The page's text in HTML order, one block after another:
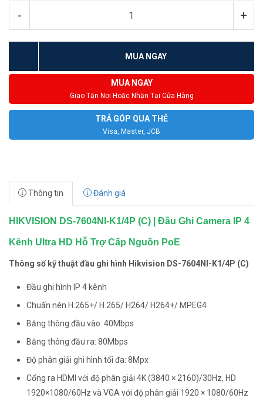
- +
MUA NGAY
MUA NGAY
Giao Tận Nơi Hoặc Nhận Tại Cửa Hàng
TRẢ GÓP QUA THẺ
Visa, Master, JCB
Thông tin Đánh giá
HIKVISION DS-7604NI-K1/4P (C) | Đầu Ghi Camera IP 4
Kênh Ultra HD Hỗ Trợ Cấp Nguồn PoE
Thông số kỹ thuật đầu ghi hình Hikvision DS-7604NI-K1/4P (C)
Đầu ghi hình IP 4 kênh
Chuấn nén H.265+/ H.265/ H264/ H264+/ MPEG4
Băng thông đầu vào: 40Mbps
Băng thông đầu ra: 80Mbps
Độ phân giải ghi hình tối đa: 8Mpx
Cổng ra HDMI với độ phân giải 4K (3840 × 2160)/30Hz, HD
1920×1080/60Hz và VGA với độ phân giải 1920 × 1080/60Hz